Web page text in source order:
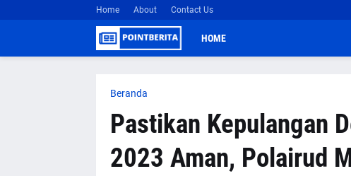
Home About Contact Us
HOME
Beranda
Pastikan Kepulangan
2023 Aman, Polairud